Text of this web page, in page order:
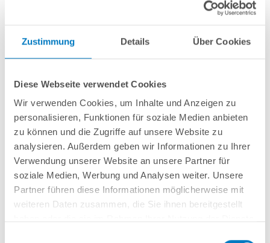
Zustimmung Details Über Cookies
Diese Webseite verwendet Cookies
Wir verwenden Cookies, um Inhalte und Anzeigen zu
personalisieren, Funktionen für soziale Medien anbieten
zu können und die Zugriffe auf unsere Website zu
analysieren. Außerdem geben wir Informationen zu Ihrer
Verwendung unserer Website an unsere Partner für
soziale Medien, Werbung und Analysen weiter. Unsere
Partner führen diese Informationen möglicherweise mit
weiteren Daten zusammen, die Sie ihnen bereitgestellt
Paar Leiter-Puffer für Einstiegsleiter (Astral)
12,99 € *
15,99 € *
inkl. gesetzlicher MwSt. zzgl. Versandkosten; ab 99,- frachtfrei
Lieferung in ca. 1-3 Arbeitstagen
2 Leiter-Puffer aus Kunststoff für Astral Leitern bzw. für solche mit 43 mm
Holmdurchmesser.